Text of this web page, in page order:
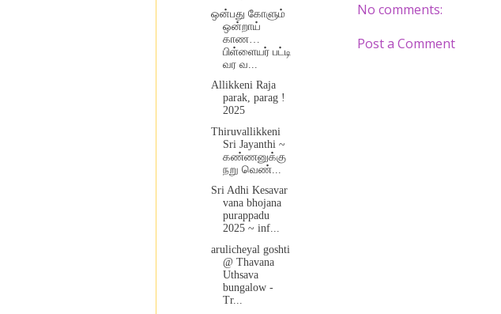
No comments:
Post a Comment
ஒன்பது கோளும்
ஒன்றாய்
காண…
பிள்ளையர் பட்டி
வர வ...
Allikkeni Raja
parak, parag !
2025
Thiruvallikkeni
Sri Jayanthi ~
கண்ணனுக்கு
நறு வெண்...
Sri Adhi Kesavar
vana bhojana
purappadu
2025 ~ inf...
arulicheyal goshti
@ Thavana
Uthsava
bungalow -
Tr...